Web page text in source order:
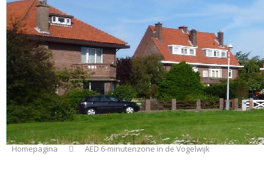
Homepagina AED 6-minutenzone in de Vogelwijk